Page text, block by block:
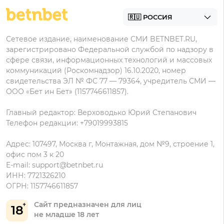
БК для ставок с мобильного
Фонбет на Андроид
Олимп на Андроид
Пользовательское соглашение
данных
18
Сайт предназначен для лиц
не младше 18 лет
Сетевое издание, наименование СМИ BETNBET.RU,
зарегистрировано Федеральной службой по надзору в
сфере связи, информационных технологий и массовых
коммуникаций (Роскомнадзор) 16.10.2020, номер
свидетельства ЭЛ № ФС 77 — 79364, учредитель СМИ —
ООО «Бет ин Бет» (1157746611857).
Главный редактор: Верховодько Юрий Степанович
Телефон редакции: +79019993815
Адрес: 107497, Москва г, Монтажная, дом №9, строение 1,
офис пом 3 к 20
E-mail: support@betnbet.ru
ИНН: 7721326210
ОГРН: 1157746611857